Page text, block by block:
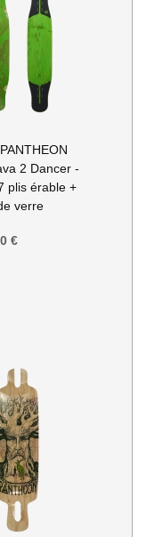
2 Dancer -
plis érable +
verre
€